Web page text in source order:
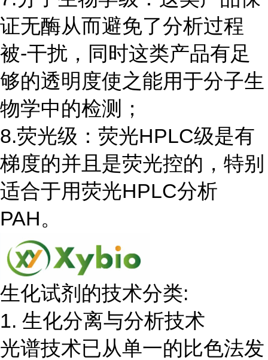
证无酶从而避免了分析过程
被-干扰，同时这类产品有足
够的透明度使之能用于分子生
物学中的检测；
8.荧光级：荧光HPLC级是有
梯度的并且是荧光控的，特别
适合于用荧光HPLC分析
PAH。
生化试剂的技术分类:
1. 生化分离与分析技术
光谱技术已从单一的比色法发